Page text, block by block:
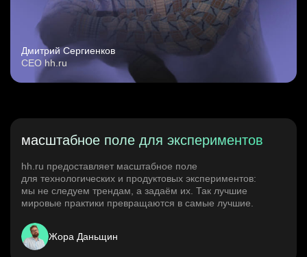
Дмитрий Сергиенков
CEO hh.ru
масштабное поле для экспериментов
hh.ru предоставляет масштабное поле
для технологических и продуктовых экспериментов:
мы не следуем трендам, а задаём их. Так лучшие
мировые практики превращаются в самые лучшие.
Жора Даньщин